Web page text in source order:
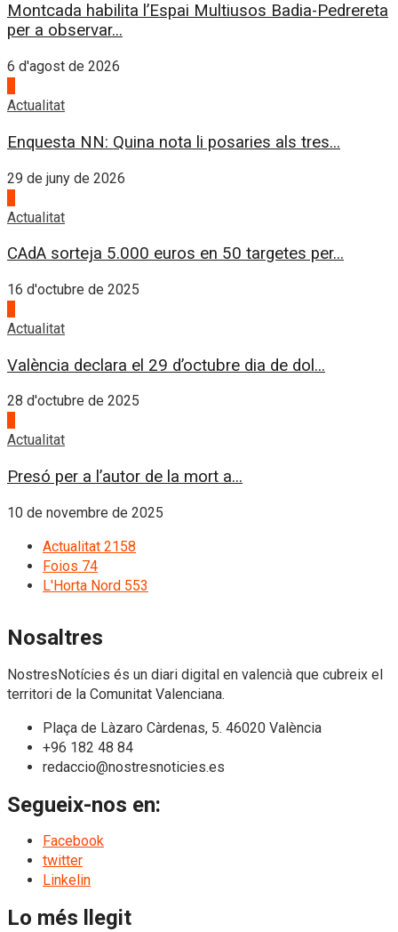
Montcada habilita l’Espai Multiusos Badia-Pedrereta
per a observar...
6 d'agost de 2026
Actualitat
Enquesta NN: Quina nota li posaries als tres...
29 de juny de 2026
Actualitat
CAdA sorteja 5.000 euros en 50 targetes per...
16 d'octubre de 2025
Actualitat
València declara el 29 d’octubre dia de dol...
28 d'octubre de 2025
Actualitat
Presó per a l’autor de la mort a...
10 de novembre de 2025
Actualitat 2158
Foios 74
L'Horta Nord 553
Nosaltres
NostresNotícies és un diari digital en valencià que cubreix el
territori de la Comunitat Valenciana.
Plaça de Làzaro Càrdenas, 5. 46020 València
+96 182 48 84
redaccio@nostresnoticies.es
Segueix-nos en:
Facebook
twitter
Linkelin
Lo més llegit